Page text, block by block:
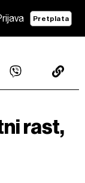
Pretplata
rast,